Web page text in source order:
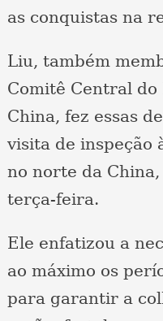
as conquistas na
Liu, também
Comitê Central
China, fez essas
visita de inspeção
no norte da
terça-feira.
Ele enfatizou a
ao máximo os
para garantir a